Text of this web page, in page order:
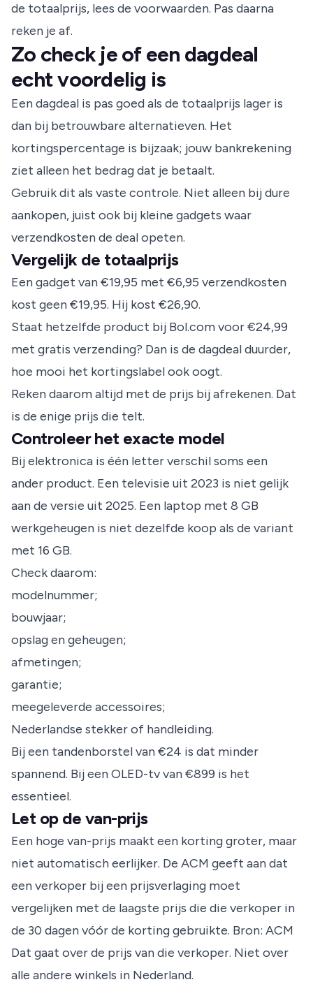
de totaalprijs, lees de voorwaarden. Pas daarna
reken je af.
Zo check je of een dagdeal
echt voordelig is
Een dagdeal is pas goed als de totaalprijs lager is
dan bij betrouwbare alternatieven. Het
kortingspercentage is bijzaak; jouw bankrekening
ziet alleen het bedrag dat je betaalt.
Gebruik dit als vaste controle. Niet alleen bij dure
aankopen, juist ook bij kleine gadgets waar
verzendkosten de deal opeten.
Vergelijk de totaalprijs
Een gadget van €19,95 met €6,95 verzendkosten
kost geen €19,95. Hij kost €26,90.
Staat hetzelfde product bij Bol.com voor €24,99
met gratis verzending? Dan is de dagdeal duurder,
hoe mooi het kortingslabel ook oogt.
Reken daarom altijd met de prijs bij afrekenen. Dat
is de enige prijs die telt.
Controleer het exacte model
Bij elektronica is één letter verschil soms een
ander product. Een televisie uit 2023 is niet gelijk
aan de versie uit 2025. Een laptop met 8 GB
werkgeheugen is niet dezelfde koop als de variant
met 16 GB.
Check daarom:
modelnummer;
bouwjaar;
opslag en geheugen;
afmetingen;
garantie;
meegeleverde accessoires;
Nederlandse stekker of handleiding.
Bij een tandenborstel van €24 is dat minder
spannend. Bij een OLED-tv van €899 is het
essentieel.
Let op de van-prijs
Een hoge van-prijs maakt een korting groter, maar
niet automatisch eerlijker. De ACM geeft aan dat
een verkoper bij een prijsverlaging moet
vergelijken met de laagste prijs die die verkoper in
de 30 dagen vóór de korting gebruikte. Bron: ACM
Dat gaat over de prijs van die verkoper. Niet over
alle andere winkels in Nederland.